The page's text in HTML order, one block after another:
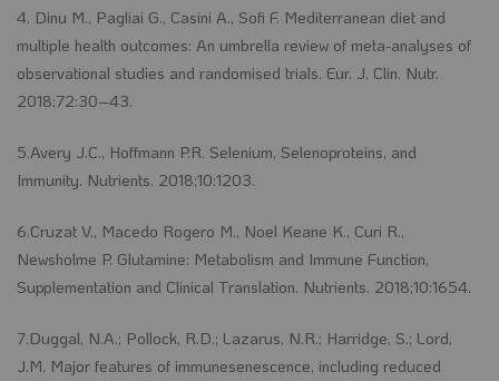
4. Dinu M., Pagliai G., Casini A., Sofi F. Mediterranean diet and
multiple health outcomes: An umbrella review of meta-analyses of
observational studies and randomised trials. Eur. J. Clin. Nutr.
2018;72:30–43.
5.Avery J.C., Hoffmann P.R. Selenium, Selenoproteins, and
Immunity. Nutrients. 2018;10:1203.
6.Cruzat V., Macedo Rogero M., Noel Keane K., Curi R.,
Newsholme P. Glutamine: Metabolism and Immune Function,
Supplementation and Clinical Translation. Nutrients. 2018;10:1654.
7.Duggal, N.A.; Pollock, R.D.; Lazarus, N.R.; Harridge, S.; Lord,
J.M. Major features of immunesenescence, including reduced